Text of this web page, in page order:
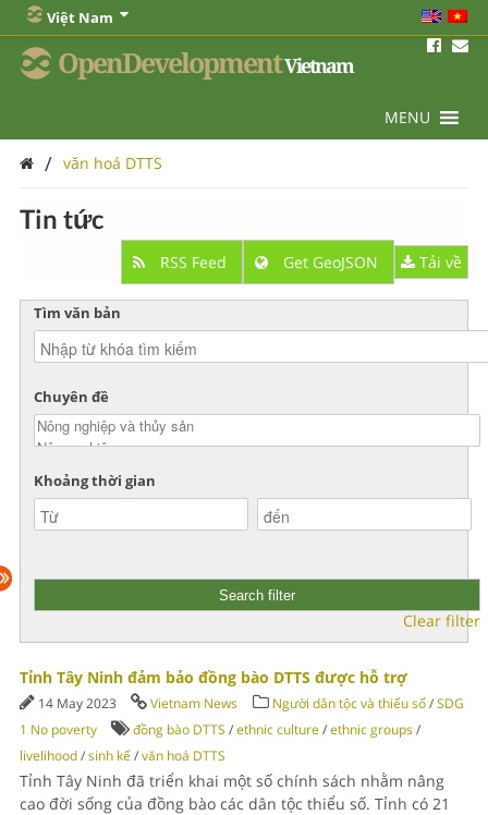
Việt Nam
OpenDevelopmentVietnam
MENU
/ văn hoá DTTS
Tin tức
RSS Feed Get GeoJSON Tải về
Tìm văn bản
Chuyên đề
Khoảng thời gian
Clear filter
Tỉnh Tây Ninh đảm bảo đồng bào DTTS được hỗ trợ
14 May 2023 Vietnam News Người dân tộc và thiểu số/SDG
1 No poverty
đồng bào DTTS /ethnic culture/ethnic groups/
livelihood/sinh kế/văn hoá DTTS
Tỉnh Tây Ninh đã triển khai một số chính sách nhằm nâng
cao đời sống của đồng bào các dân tộc thiểu số. Tỉnh có 21